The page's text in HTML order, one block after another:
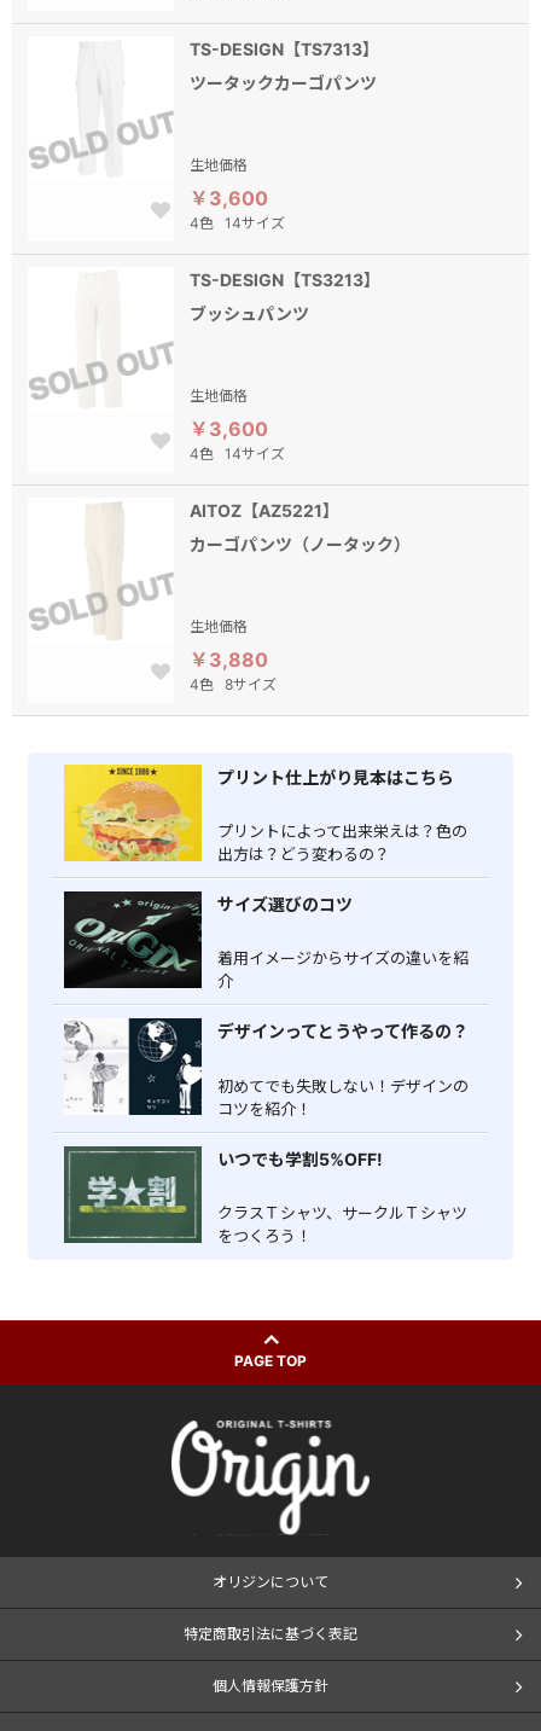
TS-DESIGN【TS7313】
ツータックカーゴパンツ
生地価格
￥3,600
4色 14サイズ
TS-DESIGN【TS3213】
ブッシュパンツ
生地価格
￥3,600
4色 14サイズ
AITOZ【AZ5221】
カーゴパンツ（ノータック）
生地価格
￥3,880
4色 8サイズ
プリント仕上がり見本はこちら
プリントによって出来栄えは？色の
出方は？どう変わるの？
サイズ選びのコツ
着用イメージからサイズの違いを紹
介
デザインってとうやって作るの？
初めてでも失敗しない！デザインの
コツを紹介！
いつでも学割5%OFF!
クラスＴシャツ、サークルＴシャツ
をつくろう！
PAGE TOP
オリジンについて
特定商取引法に基づく表記
個人情報保護方針